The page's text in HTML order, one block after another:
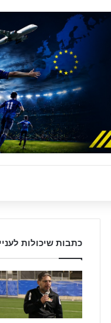
כתבות שיכולות